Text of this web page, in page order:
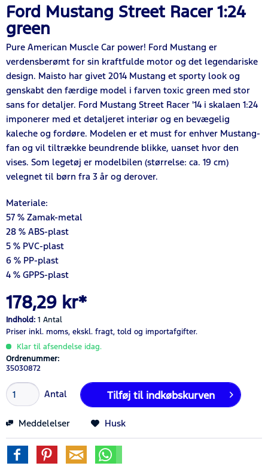
Ford Mustang Street Racer 1:24
green
Pure American Muscle Car power! Ford Mustang er
verdensberømt for sin kraftfulde motor og det legendariske
design. Maisto har givet 2014 Mustang et sporty look og
genskabt den færdige model i farven toxic green med stor
sans for detaljer. Ford Mustang Street Racer '14 i skalaen 1:24
imponerer med et detaljeret interiør og en bevægelig
kaleche og fordøre. Modelen er et must for enhver Mustang-
fan og vil tiltrække beundrende blikke, uanset hvor den
vises. Som legetøj er modelbilen (størrelse: ca. 19 cm)
velegnet til børn fra 3 år og derover.
Materiale:
57 % Zamak-metal
28 % ABS-plast
5 % PVC-plast
6 % PP-plast
4 % GPPS-plast
178,29 kr*
Indhold: 1 Antal
Priser inkl. moms, ekskl. fragt, told og importafgifter.
Klar til afsendelse idag.
Ordrenummer:
35030872
Antal Tilføj til indkøbskurven
Meddelelser Husk